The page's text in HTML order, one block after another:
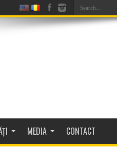
MEDIA CONTACT